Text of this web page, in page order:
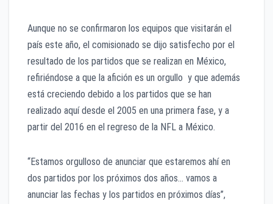
Aunque no se confirmaron los equipos que visitarán el
país este año, el comisionado se dijo satisfecho por el
resultado de los partidos que se realizan en México,
refiriéndose a que la afición es un orgullo y que además
está creciendo debido a los partidos que se han
realizado aquí desde el 2005 en una primera fase, y a
partir del 2016 en el regreso de la NFL a México.
“Estamos orgulloso de anunciar que estaremos ahí en
dos partidos por los próximos dos años… vamos a
anunciar las fechas y los partidos en próximos días”,